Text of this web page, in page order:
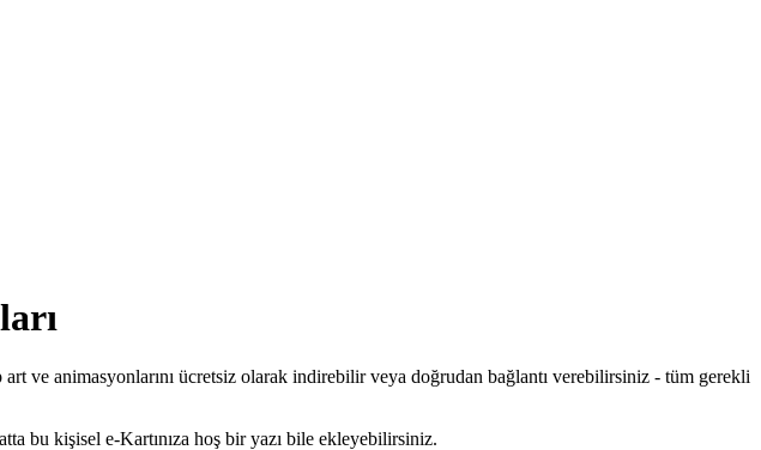
ve animasyonlarını ücretsiz olarak indirebilir veya doğrudan bağlantı verebilirsiniz - tüm gerekli
bu kişisel e-Kartınıza hoş bir yazı bile ekleyebilirsiniz.